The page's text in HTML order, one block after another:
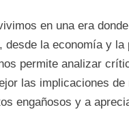
en una era
la economía y
permite analizar
las implicaciones
engañosos y a